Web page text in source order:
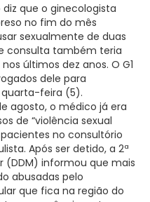
diz que o ginecologista
no fim do mês
sexualmente de duas
consulta também teria
últimos dez anos. O G1
dele para
feira (5).
agosto, o médico já era
de “violência sexual
no consultório
Após ser detido, a 2ª
(DDM) informou que mais
abusadas pelo
que fica na região do